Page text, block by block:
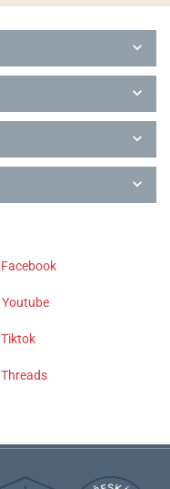
Facebook
Youtube
Tiktok
Threads